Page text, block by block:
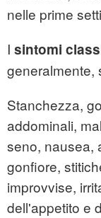
nelle prime
I sintomi
generalmente,
Stanchezza,
addominali,
seno, nausea,
gonfiore,
improvvise,
dell'appetito e